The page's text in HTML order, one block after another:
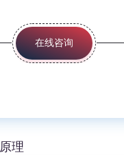
在线咨询
理